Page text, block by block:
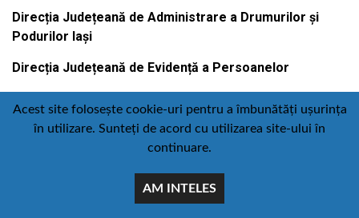
Direcția Județeană de Administrare a Drumurilor și
Podurilor Iași
Direcția Județeană de Evidență a Persoanelor
Contact Politică de confidențialitate
:
comunicare@icc.ro
Acest site folosește cookie-uri pentru a îmbunătăți ușurința
în utilizare. Sunteți de acord cu utilizarea site-ului în
continuare.
AM INTELES